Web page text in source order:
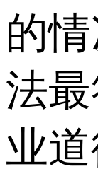
的
法
业道